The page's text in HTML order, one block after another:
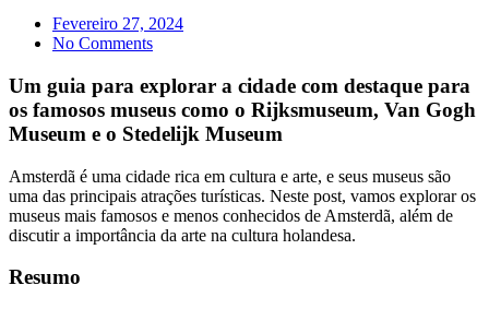
Fevereiro 27, 2024
No Comments
Um guia para explorar a cidade com destaque para
os famosos museus como o Rijksmuseum, Van Gogh
Museum e o Stedelijk Museum
Amsterdã é uma cidade rica em cultura e arte, e seus museus são
uma das principais atrações turísticas. Neste post, vamos explorar os
museus mais famosos e menos conhecidos de Amsterdã, além de
discutir a importância da arte na cultura holandesa.
Resumo